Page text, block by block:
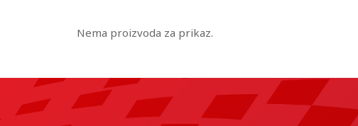
Nema proizvoda za prikaz.